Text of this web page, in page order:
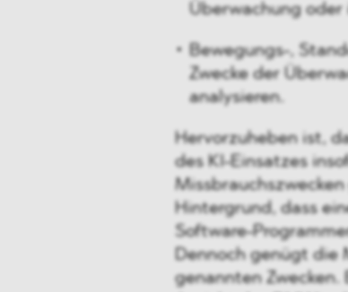
Überwachung oder
Bewegungs-,
Zwecke der
analysieren.
Hervorzuheben ist,
des KI-Einsatzes
Hintergrund, dass
Software-
Dennoch genügt die
genannten